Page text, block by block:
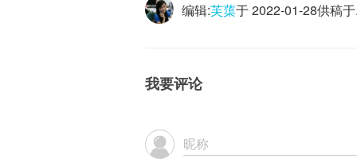
编辑:芙蕖于2022-01-28供稿
我要评论